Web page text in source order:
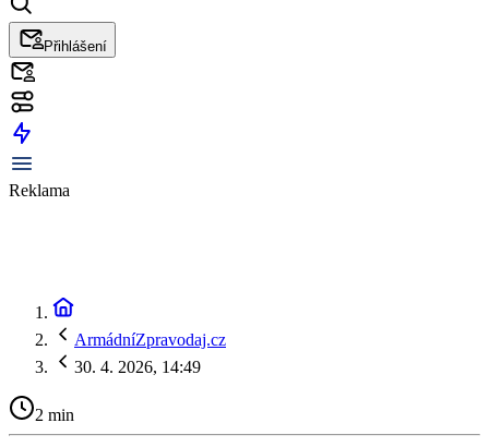
Přihlášení
Reklama
ArmádníZpravodaj.cz
30. 4. 2026, 14:49
2 min